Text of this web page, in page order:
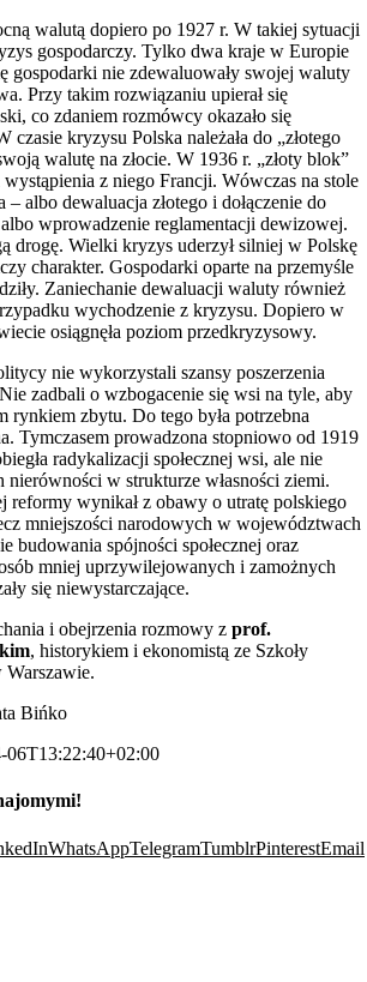
walutą dopiero po 1927 r. W takiej sytuacji
gospodarczy. Tylko dwa kraje w Europie
gospodarki nie zdewaluowały swojej waluty
Przy takim rozwiązaniu upierał się
co zdaniem rozmówcy okazało się
czasie kryzysu Polska należała do „złotego
walutę na złocie. W 1936 r. „złoty blok”
z niego Francji. Wówczas na stole
– albo dewaluacja złotego i dołączenie do
wprowadzenie reglamentacji dewizowej.
drogę. Wielki kryzys uderzył silniej w Polskę
charakter. Gospodarki oparte na przemyśle
Zaniechanie dewaluacji waluty również
wychodzenie z kryzysu. Dopiero w
osiągnęła poziom przedkryzysowy.
nie wykorzystali szansy poszerzenia
zadbali o wzbogacenie się wsi na tyle, aby
rynkiem zbytu. Do tego była potrzebna
Tymczasem prowadzona stopniowo od 1919
radykalizacji społecznej wsi, ale nie
nierówności w strukturze własności ziemi.
reformy wynikał z obawy o utratę polskiego
mniejszości narodowych w województwach
budowania spójności społecznej oraz
mniej uprzywilejowanych i zamożnych
się niewystarczające.
i obejrzenia rozmowy zprof.
, historykiem i ekonomistą ze Szkoły
Bińko
06T13:22:40+02:00
WhatsAppTelegramTumblrPinterestEmail